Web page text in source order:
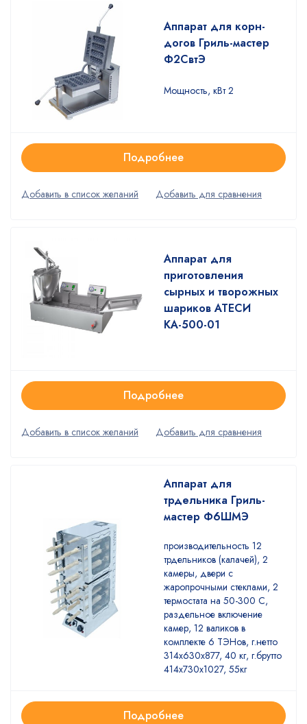
Аппарат для корн-
догов Гриль-мастер
Ф2СвтЭ
Мощность, кВт 2
Подробнее
Аппарат для
приготовления
сырных и творожных
шариков АТЕСИ
КА-500-01
Подробнее
Аппарат для
трдельника Гриль-
мастер Ф6ШМЭ
производительность 12
трдельников (калачей), 2
камеры, двери с
жаропрочными стеклами, 2
термостата на 50-300 С,
раздельное включение
камер, 12 валиков в
комплекте 6 ТЭНов, г.нетто
314х630х877, 40 кг, г.брутто
414х730х1027, 55кг
Подробнее